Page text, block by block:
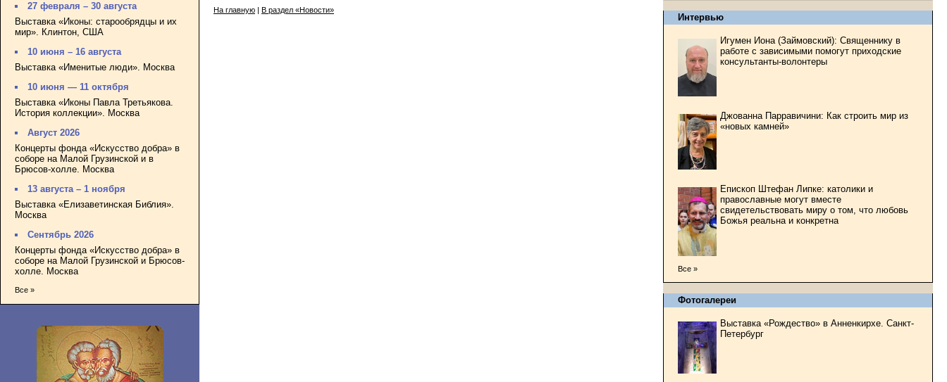
27 февраля – 30 августа
Выставка «Иконы: старообрядцы и их
мир». Клинтон, США
10 июня – 16 августа
Выставка «Именитые люди». Москва
10 июня — 11 октября
Выставка «Иконы Павла Третьякова.
История коллекции». Москва
Август 2026
Концерты фонда «Искусство добра» в
соборе на Малой Грузинской и в
Брюсов-холле. Москва
13 августа – 1 ноября
Выставка «Елизаветинская Библия».
Москва
Сентябрь 2026
Концерты фонда «Искусство добра» в
соборе на Малой Грузинской и Брюсов-
холле. Москва
Все »
На главную В раздел «Новости»
Интервью
Игумен Иона (Займовский): Священнику в
работе с зависимыми помогут приходские
консультанты-волонтеры
Джованна Парравичини: Как строить мир из
«новых камней»
Епископ Штефан Липке: католики и
православные могут вместе
свидетельствовать миру о том, что любовь
Божья реальна и конкретна
Все »
Фотогалереи
Выставка «Рождество» в Анненкирхе. Санкт-
Петербург